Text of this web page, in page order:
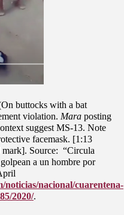
buttocks with a bat
violation. Mara posting
suggest MS-13. Note
facemask. [1:13
mark]. Source: “Circula
a un hombre por
noticias/nacional/cuarentena-
2020/.